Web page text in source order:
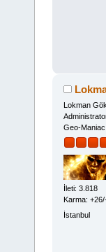
Lokman
Geo-Maniac
İleti: 3.818
Karma:
İstanbul